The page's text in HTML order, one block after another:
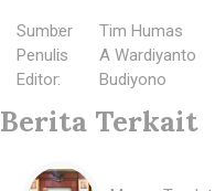
Sumber
:
Tim Humas
Penulis
:
A Wardiyanto
Editor: Budiyono
Berita Terkait